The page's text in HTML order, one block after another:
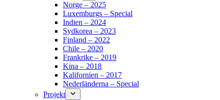
Norge – 2025
Luxemburgs – Special
Indien – 2024
Sydkorea – 2023
Finland – 2022
Chile – 2020
Frankrike – 2019
Kina – 2018
Kalifornien – 2017
Nederländerna – Special
Projekt